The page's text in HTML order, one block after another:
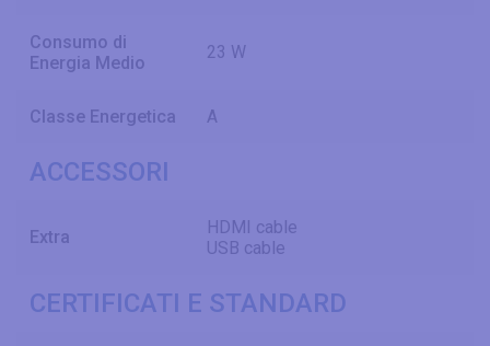
Consumo di
Energia Medio
23 W
Classe Energetica A
ACCESSORI
Extra
HDMI cable
USB cable
CERTIFICATI E STANDARD